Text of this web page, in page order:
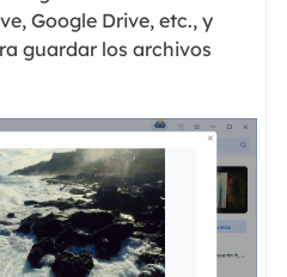
Google Drive, etc., y
guardar los archivos